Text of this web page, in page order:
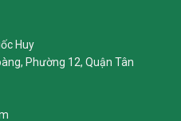
Huy
Phường 12, Quận Tân